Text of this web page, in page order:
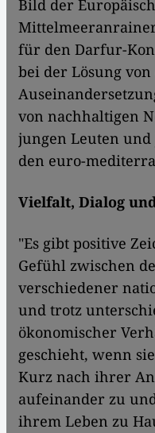
Bild der
für den Darfur-
bei der Lösung
von nachhaltigen
jungen Leuten
den euro-
Vielfalt, Dialog
"Es gibt positive
Gefühl zwischen
verschiedener
und trotz
ökonomischer
geschieht, wenn
Kurz nach ihrer
aufeinander zu
ihrem Leben zu